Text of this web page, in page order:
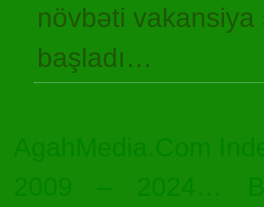
növbəti
başladı…